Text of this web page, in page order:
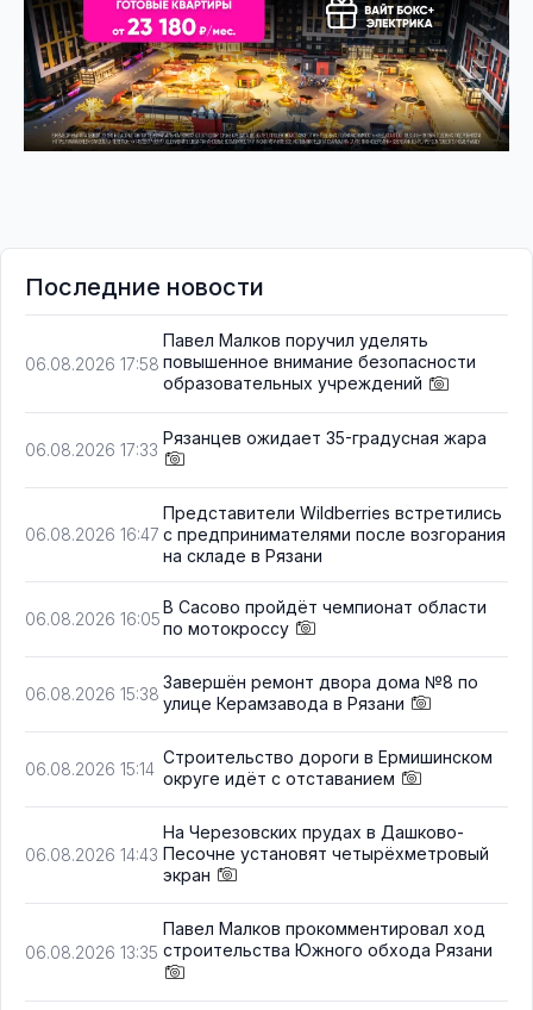
Последние новости
06.08.2026 17:58
Павел Малков поручил уделять
повышенное внимание безопасности
образовательных учреждений
06.08.2026 17:33
Рязанцев ожидает 35-градусная жара
06.08.2026 16:47
Представители Wildberries встретились
с предпринимателями после возгорания
на складе в Рязани
06.08.2026 16:05
В Сасово пройдёт чемпионат области
по мотокроссу
06.08.2026 15:38
Завершён ремонт двора дома №8 по
улице Керамзавода в Рязани
06.08.2026 15:14
Строительство дороги в Ермишинском
округе идёт с отставанием
06.08.2026 14:43
На Черезовских прудах в Дашково-
Песочне установят четырёхметровый
экран
06.08.2026 13:35
Павел Малков прокомментировал ход
строительства Южного обхода Рязани